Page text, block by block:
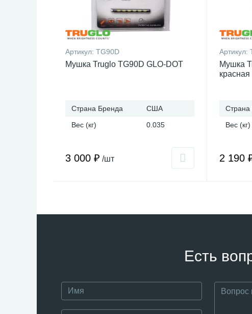
Артикул: TG90D
Мушка Truglo TG90D GLO-DOT
Страна Бренда
США
Вес (кг)
0.035
3 000 ₽ /шт
Артикул:
Мушка
красная
Страна
Вес (кг)
2 190
Есть